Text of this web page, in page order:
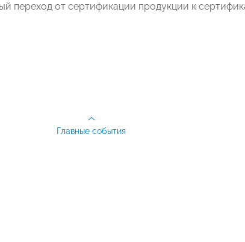
переход от сертификации продукции к
Главные события